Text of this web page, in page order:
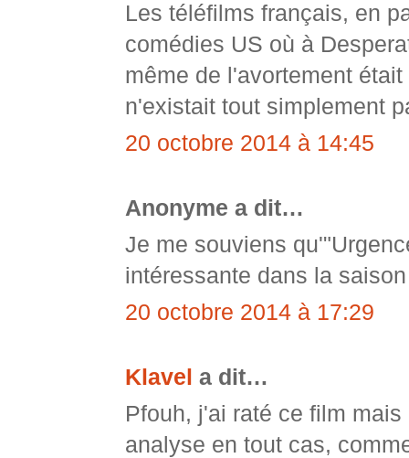
Les téléfilms français, en
comédies US où à
même de l'avortement
n'existait tout simplement
20 octobre 2014 à 14:45
Anonyme a dit…
Je me souviens
intéressante dans la
20 octobre 2014 à 17:29
Klavel a dit…
Pfouh, j'ai raté ce film
analyse en tout cas,